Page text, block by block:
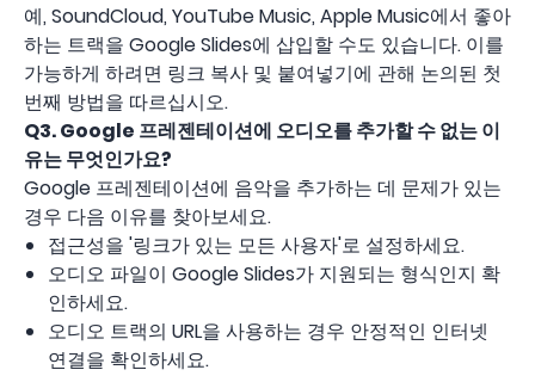
예, SoundCloud, YouTube Music, Apple Music에서 좋아
하는 트랙을 Google Slides에 삽입할 수도 있습니다. 이를
가능하게 하려면 링크 복사 및 붙여넣기에 관해 논의된 첫
번째 방법을 따르십시오.
Q3.Google 프레젠테이션에 오디오를 추가할 수 없는 이
유는 무엇인가요?
Google 프레젠테이션에 음악을 추가하는 데 문제가 있는
경우 다음 이유를 찾아보세요.
접근성을 '링크가 있는 모든 사용자'로 설정하세요.
오디오 파일이 Google Slides가 지원되는 형식인지 확
인하세요.
오디오 트랙의 URL을 사용하는 경우 안정적인 인터넷
연결을 확인하세요.